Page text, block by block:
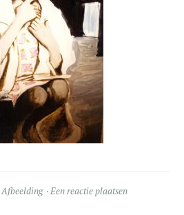
Afbeelding Een reactie plaatsen